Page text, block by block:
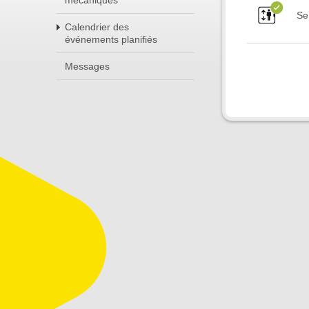
Calendrier des
événements planifiés
Messages